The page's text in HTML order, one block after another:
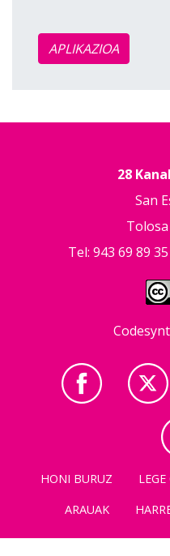
APLIKAZIOA
28
San
Tel: 943 69 89
HONI BURUZ
ARAUAK